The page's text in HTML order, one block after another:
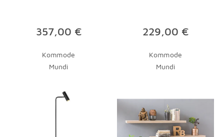
357,00 €
Kommode
Mundi
229,00 €
Kommode
Mundi